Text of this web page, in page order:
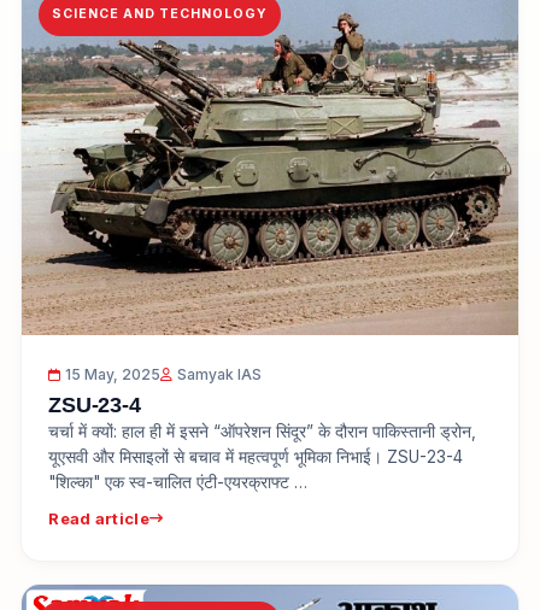
SCIENCE AND TECHNOLOGY
15 May, 2025 Samyak IAS
ZSU-23-4
चर्चा में क्यों: हाल ही में इसने “ऑपरेशन सिंदूर” के दौरान पाकिस्तानी ड्रोन,
यूएसवी और मिसाइलों से बचाव में महत्वपूर्ण भूमिका निभाई। ZSU-23-4
"शिल्का" एक स्व-चालित एंटी-एयरक्राफ्ट …
Read article